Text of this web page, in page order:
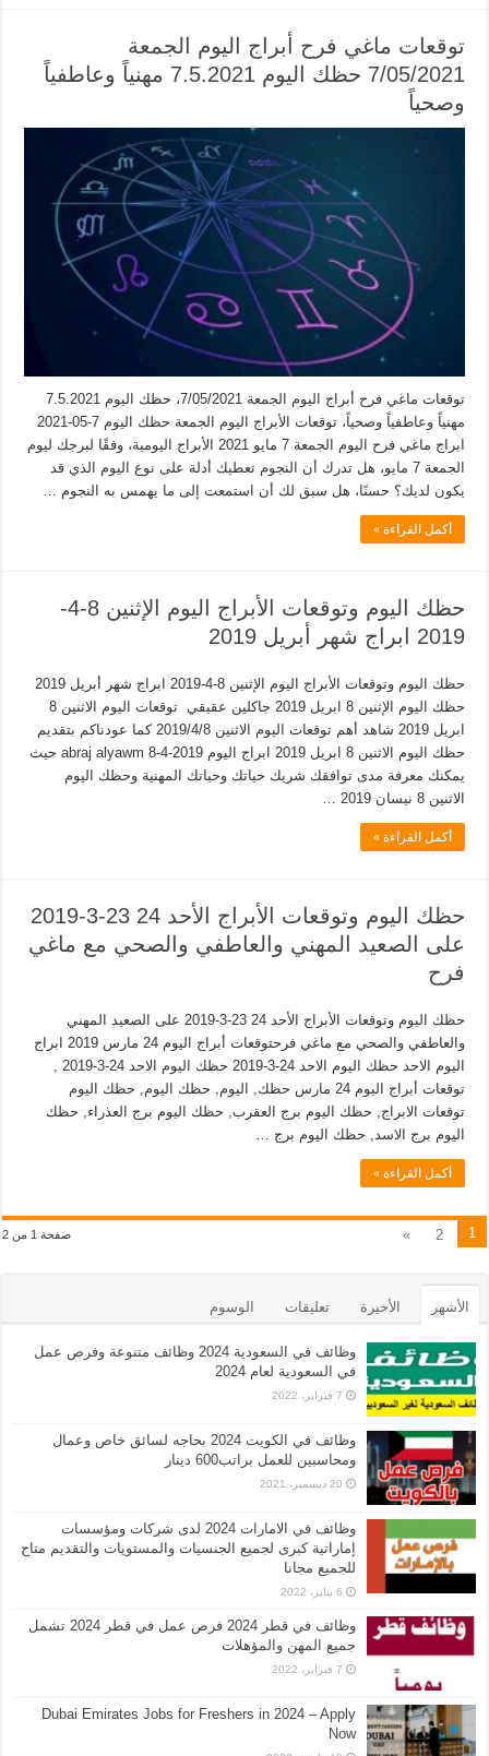
توقعات ماغي فرح أبراج اليوم الجمعة
7/05/2021 حظك اليوم 7.5.2021 مهنياً وعاطفياً
وصحياً
توقعات ماغي فرح أبراج اليوم الجمعة 7/05/2021، حظك اليوم 7.5.2021
مهنياً وعاطفياً وصحياً، توقعات الأبراج اليوم الجمعة حظك اليوم 7-05-2021
ابراج ماغي فرح اليوم الجمعة 7 مايو 2021 الأبراج اليومية، وفقًا لبرجك ليوم
الجمعة 7 مايو، هل تدرك أن النجوم تعطيك أدلة على نوع اليوم الذي قد
يكون لديك؟ حسنًا، هل سبق لك أن استمعت إلى ما يهمس به النجوم …
أكمل القراءة »
حظك اليوم وتوقعات الأبراج اليوم الإثنين 8-4-
2019 ابراج شهر أبريل 2019
حظك اليوم وتوقعات الأبراج اليوم الإثنين 8-4-2019 ابراج شهر أبريل 2019
حظك اليوم الإثنين 8 ابريل 2019 جاكلين عقيقي توقعات اليوم الاثنين 8
ابريل 2019 شاهد أهم توقعات اليوم الاثنين 2019/4/8 كما عودناكم بتقديم
حظك اليوم الاثنين 8 ابريل 2019 ابراج اليوم abraj alyawm 8-4-2019 حيث
يمكنك معرفة مدى توافقك شريك حياتك وحياتك المهنية وحظك اليوم
الاثنين 8 نيسان 2019 …
أكمل القراءة »
حظك اليوم وتوقعات الأبراج الأحد 24 23-3-2019
على الصعيد المهني والعاطفي والصحي مع ماغي
فرح
حظك اليوم وتوقعات الأبراج الأحد 24 23-3-2019 على الصعيد المهني
والعاطفي والصحي مع ماغي فرحتوقعات أبراج اليوم 24 مارس 2019 ابراج
توقعات أبراج اليوم 24 مارس حظك, اليوم, حظك اليوم, حظك اليوم
توقعات الابراج, حظك اليوم برج العقرب, حظك اليوم برج العذراء, حظك
اليوم برج الاسد, حظك اليوم برج …
أكمل القراءة »
صفحة 1 من 2 1
2
»
الأشهر الأخيرة تعليقات الوسوم
وظائف في السعودية 2024 وظائف متنوعة وفرص عمل
في السعودية لعام 2024
7 فبراير، 2022
وظائف في الكويت 2024 بحاجه لسائق خاص وعمال
ومحاسبين للعمل براتب600 دينار
20 ديسمبر، 2021
وظائف في الامارات 2024 لدى شركات ومؤسسات
إماراتية كبرى لجميع الجنسيات والمستويات والتقديم متاح
للجميع مجانا
6 يناير، 2022
وظائف في قطر 2024 فرص عمل في قطر 2024 تشمل
جميع المهن والمؤهلات
7 فبراير، 2022
Dubai Emirates Jobs for Freshers in 2024 – Apply
Now